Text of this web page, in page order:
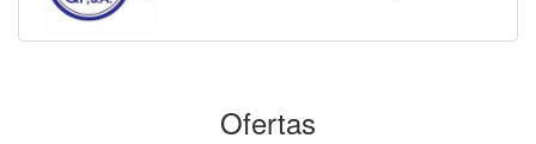
Ofertas